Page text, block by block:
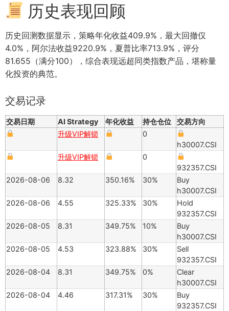
历史表现回顾
历史回测数据显示，策略年化收益409.9%，最大回撤仅
4.0%，阿尔法收益9220.9%，夏普比率713.9%，评分
81.655（满分100），综合表现远超同类指数产品，堪称量
化投资的典范。
交易记录
交易日期 AI Strategy 年化收益 持仓仓位
交易方向
升级VIP解锁
0
h30007.CSI
升级VIP解锁
0
932357.CSI
2026-08-06
8.32 350.16% 30%
Buy
h30007.CSI
2026-08-06
4.55 325.33% 30%
Hold
932357.CSI
2026-08-05
8.31 349.75% 10%
Buy
h30007.CSI
2026-08-05
4.53 323.88% 30%
Sell
932357.CSI
2026-08-04
8.31 349.75% 0%
Clear
h30007.CSI
2026-08-04
4.46 317.31% 30%
Buy
932357.CSI